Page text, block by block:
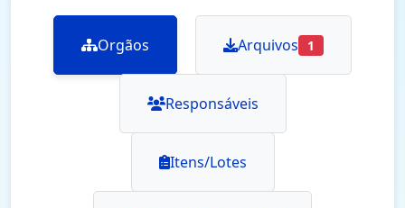
Orgãos Arquivos 1
Responsáveis
Itens/Lotes